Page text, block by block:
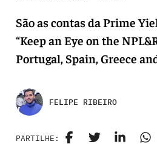
São as contas da Prime
“Keep an Eye on the
Portugal, Spain, Greece
FELIPE RIBEIRO
PARTILHE: